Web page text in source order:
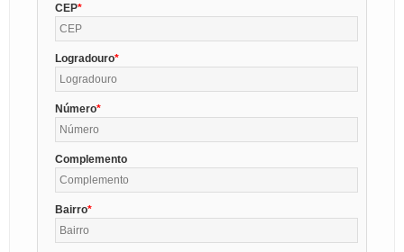
CEP
Logradouro
Número
Complemento
Bairro